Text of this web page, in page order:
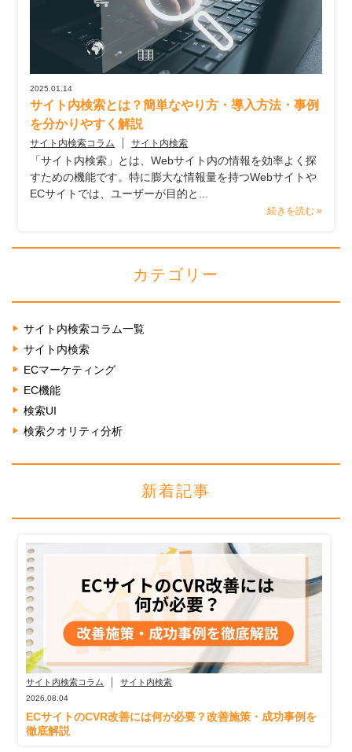
2025.01.14
サイト内検索とは？簡単なやり方・導入方法・事例
を分かりやすく解説
サイト内検索コラム サイト内検索
「サイト内検索」とは、Webサイト内の情報を効率よく探
すための機能です。特に膨大な情報量を持つWebサイトや
ECサイトでは、ユーザーが目的と...
続きを読む »
カテゴリー
サイト内検索コラム一覧
サイト内検索
ECマーケティング
EC機能
検索UI
検索クオリティ分析
新着記事
サイト内検索コラム サイト内検索
2026.08.04
ECサイトのCVR改善には何が必要？改善施策・成功事例を
徹底解説